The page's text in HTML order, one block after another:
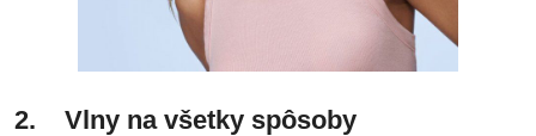
2. Vlny na všetky spôsoby